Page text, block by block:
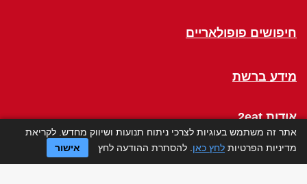
חיפושים פופולאריים
מידע ברשת
אודות 2eat
Click a Table
אתר זה משתמש בעוגיות לצרכי ניתוח תנועות ושיווק מחדש. לקריאת
מדיניות הפרטיות לחץ כאן . להסתרת ההודעה לחץ אישור